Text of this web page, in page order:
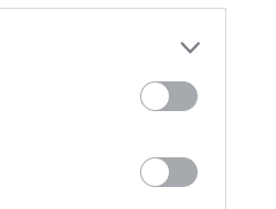
Waarom de
Marokko